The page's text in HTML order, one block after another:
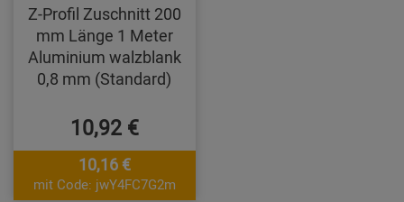
Z-Profil Zuschnitt 200
mm Länge 1 Meter
Aluminium walzblank
0,8 mm (Standard)
10,92 €
10,16 €
mit Code: jwY4FC7G2m